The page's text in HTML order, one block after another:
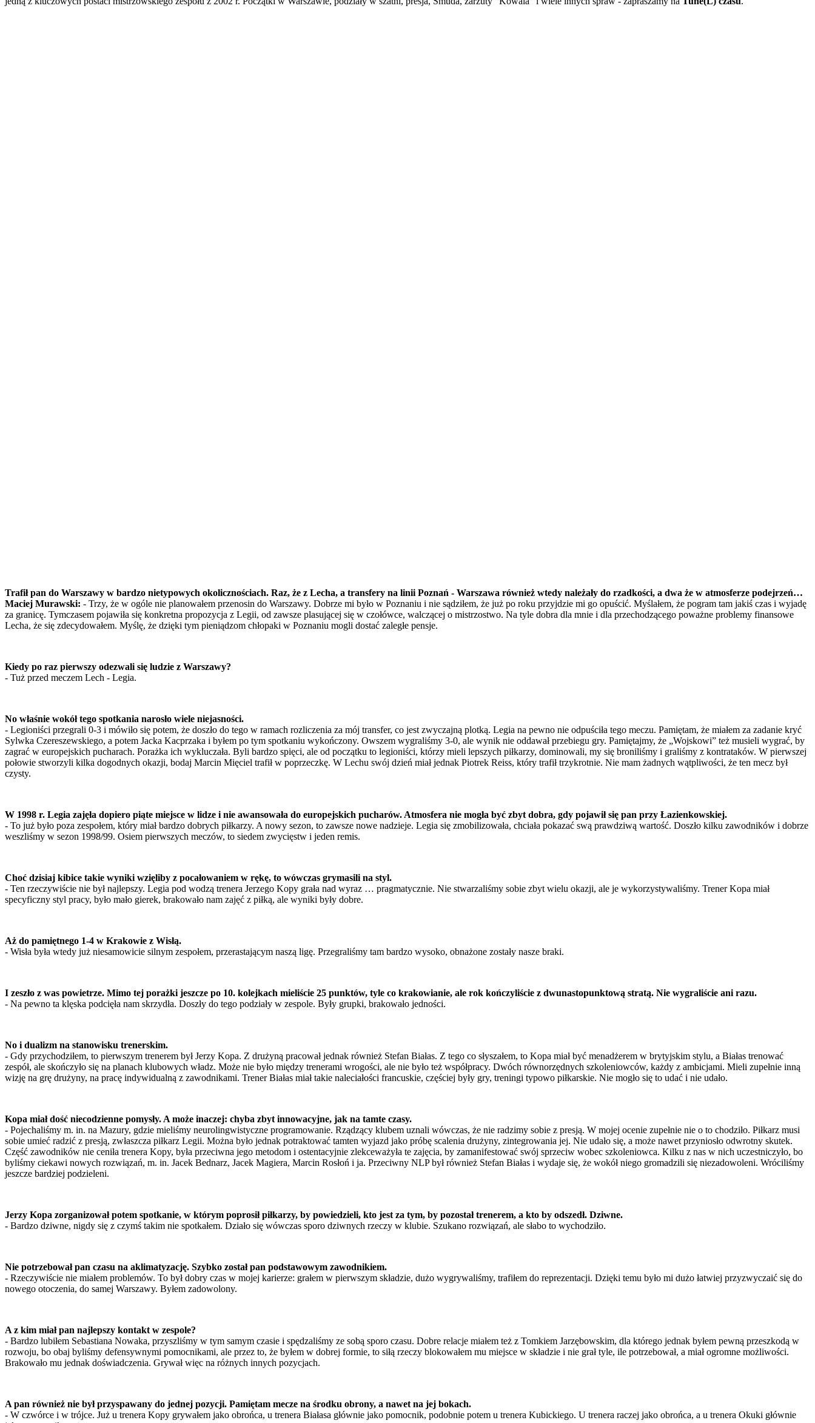
Trafił pan do Warszawy w bardzo nietypowych okolicznościach. Raz, że z Lecha, a transfery na linii Poznań - Warszawa również wtedy należały do rzadkości, a dwa że w atmosferze podejrzeń…
Maciej Murawski: - Trzy, że w ogóle nie planowałem przenosin do Warszawy. Dobrze mi było w Poznaniu i nie sądziłem, że już po roku przyjdzie mi go opuścić. Myślałem, że pogram tam jakiś czas i wyjadę
za granicę. Tymczasem pojawiła się konkretna propozycja z Legii, od zawsze plasującej się w czołówce, walczącej o mistrzostwo. Na tyle dobra dla mnie i dla przechodzącego poważne problemy finansowe
Lecha, że się zdecydowałem. Myślę, że dzięki tym pieniądzom chłopaki w Poznaniu mogli dostać zaległe pensje.
Kiedy po raz pierwszy odezwali się ludzie z Warszawy?
- Tuż przed meczem Lech - Legia.
No właśnie wokół tego spotkania narosło wiele niejasności.
- Legioniści przegrali 0-3 i mówiło się potem, że doszło do tego w ramach rozliczenia za mój transfer, co jest zwyczajną plotką. Legia na pewno nie odpuściła tego meczu. Pamiętam, że miałem za zadanie kryć
Sylwka Czereszewskiego, a potem Jacka Kacprzaka i byłem po tym spotkaniu wykończony. Owszem wygraliśmy 3-0, ale wynik nie oddawał przebiegu gry. Pamiętajmy, że „Wojskowi” też musieli wygrać, by
zagrać w europejskich pucharach. Porażka ich wykluczała. Byli bardzo spięci, ale od początku to legioniści, którzy mieli lepszych piłkarzy, dominowali, my się broniliśmy i graliśmy z kontrataków. W pierwszej
połowie stworzyli kilka dogodnych okazji, bodaj Marcin Mięciel trafił w poprzeczkę. W Lechu swój dzień miał jednak Piotrek Reiss, który trafił trzykrotnie. Nie mam żadnych wątpliwości, że ten mecz był
czysty.
W 1998 r. Legia zajęła dopiero piąte miejsce w lidze i nie awansowała do europejskich pucharów. Atmosfera nie mogła być zbyt dobra, gdy pojawił się pan przy Łazienkowskiej.
- To już było poza zespołem, który miał bardzo dobrych piłkarzy. A nowy sezon, to zawsze nowe nadzieje. Legia się zmobilizowała, chciała pokazać swą prawdziwą wartość. Doszło kilku zawodników i dobrze
weszliśmy w sezon 1998/99. Osiem pierwszych meczów, to siedem zwycięstw i jeden remis.
Choć dzisiaj kibice takie wyniki wzięliby z pocałowaniem w rękę, to wówczas grymasili na styl.
- Ten rzeczywiście nie był najlepszy. Legia pod wodzą trenera Jerzego Kopy grała nad wyraz … pragmatycznie. Nie stwarzaliśmy sobie zbyt wielu okazji, ale je wykorzystywaliśmy. Trener Kopa miał
specyficzny styl pracy, było mało gierek, brakowało nam zajęć z piłką, ale wyniki były dobre.
Aż do pamiętnego 1-4 w Krakowie z Wisłą.
- Wisła była wtedy już niesamowicie silnym zespołem, przerastającym naszą ligę. Przegraliśmy tam bardzo wysoko, obnażone zostały nasze braki.
I zeszło z was powietrze. Mimo tej porażki jeszcze po 10. kolejkach mieliście 25 punktów, tyle co krakowianie, ale rok kończyliście z dwunastopunktową stratą. Nie wygraliście ani razu.
- Na pewno ta klęska podcięła nam skrzydła. Doszły do tego podziały w zespole. Były grupki, brakowało jedności.
No i dualizm na stanowisku trenerskim.
- Gdy przychodziłem, to pierwszym trenerem był Jerzy Kopa. Z drużyną pracował jednak również Stefan Białas. Z tego co słyszałem, to Kopa miał być menadżerem w brytyjskim stylu, a Białas trenować
zespół, ale skończyło się na planach klubowych władz. Może nie było między trenerami wrogości, ale nie było też współpracy. Dwóch równorzędnych szkoleniowców, każdy z ambicjami. Mieli zupełnie inną
wizję na grę drużyny, na pracę indywidualną z zawodnikami. Trener Białas miał takie naleciałości francuskie, częściej były gry, treningi typowo piłkarskie. Nie mogło się to udać i nie udało.
Kopa miał dość niecodzienne pomysły. A może inaczej: chyba zbyt innowacyjne, jak na tamte czasy.
- Pojechaliśmy m. in. na Mazury, gdzie mieliśmy neurolingwistyczne programowanie. Rządzący klubem uznali wówczas, że nie radzimy sobie z presją. W mojej ocenie zupełnie nie o to chodziło. Piłkarz musi
sobie umieć radzić z presją, zwłaszcza piłkarz Legii. Można było jednak potraktować tamten wyjazd jako próbę scalenia drużyny, zintegrowania jej. Nie udało się, a może nawet przyniosło odwrotny skutek.
Część zawodników nie ceniła trenera Kopy, była przeciwna jego metodom i ostentacyjnie zlekceważyła te zajęcia, by zamanifestować swój sprzeciw wobec szkoleniowca. Kilku z nas w nich uczestniczyło, bo
byliśmy ciekawi nowych rozwiązań, m. in. Jacek Bednarz, Jacek Magiera, Marcin Rosłoń i ja. Przeciwny NLP był również Stefan Białas i wydaje się, że wokół niego gromadzili się niezadowoleni. Wróciliśmy
jeszcze bardziej podzieleni.
Jerzy Kopa zorganizował potem spotkanie, w którym poprosił piłkarzy, by powiedzieli, kto jest za tym, by pozostał trenerem, a kto by odszedł. Dziwne.
- Bardzo dziwne, nigdy się z czymś takim nie spotkałem. Działo się wówczas sporo dziwnych rzeczy w klubie. Szukano rozwiązań, ale słabo to wychodziło.
Nie potrzebował pan czasu na aklimatyzację. Szybko został pan podstawowym zawodnikiem.
- Rzeczywiście nie miałem problemów. To był dobry czas w mojej karierze: grałem w pierwszym składzie, dużo wygrywaliśmy, trafiłem do reprezentacji. Dzięki temu było mi dużo łatwiej przyzwyczaić się do
nowego otoczenia, do samej Warszawy. Byłem zadowolony.
A z kim miał pan najlepszy kontakt w zespole?
- Bardzo lubiłem Sebastiana Nowaka, przyszliśmy w tym samym czasie i spędzaliśmy ze sobą sporo czasu. Dobre relacje miałem też z Tomkiem Jarzębowskim, dla którego jednak byłem pewną przeszkodą w
rozwoju, bo obaj byliśmy defensywnymi pomocnikami, ale przez to, że byłem w dobrej formie, to siłą rzeczy blokowałem mu miejsce w składzie i nie grał tyle, ile potrzebował, a miał ogromne możliwości.
Brakowało mu jednak doświadczenia. Grywał więc na różnych innych pozycjach.
A pan również nie był przyspawany do jednej pozycji. Pamiętam mecze na środku obrony, a nawet na jej bokach.
- W czwórce i w trójce. Już u trenera Kopy grywałem jako obrońca, u trenera Białasa głównie jako pomocnik, podobnie potem u trenera Kubickiego. U trenera raczej jako obrońca, a u trenera Okuki głównie